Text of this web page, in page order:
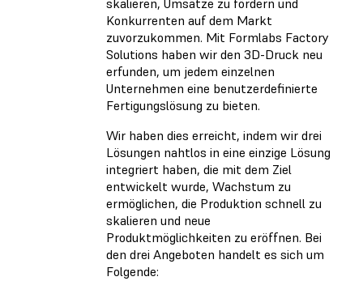
skalieren, Umsätze zu fördern und
Konkurrenten auf dem Markt
zuvorzukommen. Mit Formlabs Factory
Solutions haben wir den 3D-Druck neu
erfunden, um jedem einzelnen
Unternehmen eine benutzerdefinierte
Fertigungslösung zu bieten.
Wir haben dies erreicht, indem wir drei
Lösungen nahtlos in eine einzige Lösung
integriert haben, die mit dem Ziel
entwickelt wurde, Wachstum zu
ermöglichen, die Produktion schnell zu
skalieren und neue
Produktmöglichkeiten zu eröffnen. Bei
den drei Angeboten handelt es sich um
Folgende: